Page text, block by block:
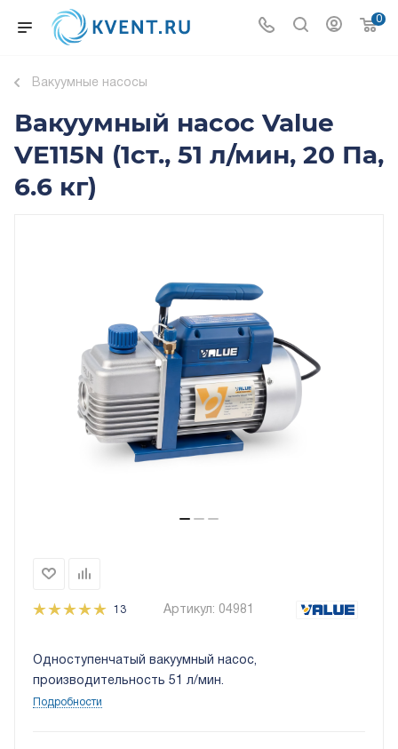
0
Вакуумные насосы
Вакуумный насос Value
VE115N (1ст., 51 л/мин, 20 Па,
6.6 кг)
13 Артикул: 04981
Одноступенчатый вакуумный насос,
производительность 51 л/мин.
Подробности